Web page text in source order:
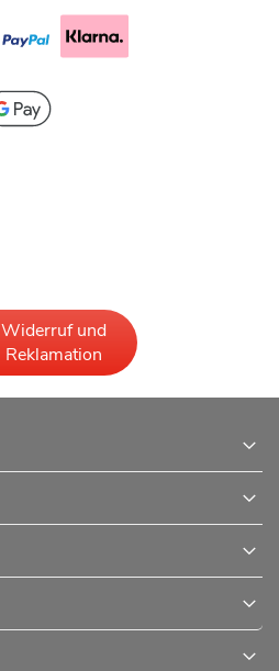
Widerruf und
Reklamation